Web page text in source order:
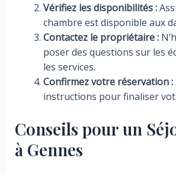
Vérifiez les disponibilités :
chambre est disponible aux
Contactez le propriétaire :
poser des questions sur les
les services.
Confirmez votre réservation :
instructions pour finaliser
Conseils pour un
à Gennes